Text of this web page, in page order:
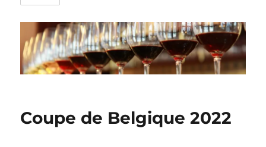
Coupe de Belgique 2022